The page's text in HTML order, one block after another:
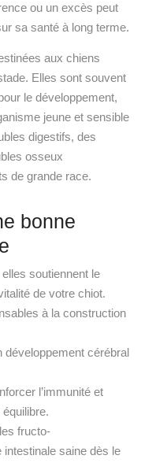
ou un excès peut
sa santé à long terme.
aux chiens
Elles sont souvent
le développement,
jeune et sensible
digestifs, des
osseux
de grande race.
bonne
elles soutiennent le
de votre chiot.
à la construction
développement cérébral
l’immunité et
fructo-
saine dès le